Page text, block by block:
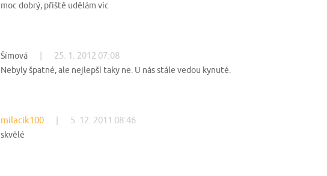
moc dobrý, příště udělám víc
Šímová 25. 1. 2012 07:08
Nebyly špatné, ale nejlepší taky ne. U nás stále vedou kynuté.
milacik100 5. 12. 2011 08:46
skvělé